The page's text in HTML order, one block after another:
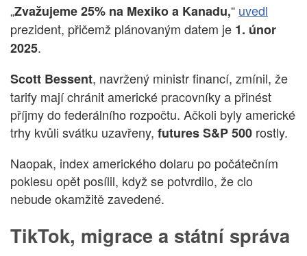
„Zvažujeme 25% na Mexiko a Kanadu,“ uvedl
prezident, přičemž plánovaným datem je 1. únor
2025.
Scott Bessent, navržený ministr financí, zmínil, že
tarify mají chránit americké pracovníky a přinést
příjmy do federálního rozpočtu. Ačkoli byly americké
trhy kvůli svátku uzavřeny, futures S&P 500 rostly.
Naopak, index amerického dolaru po počátečním
poklesu opět posílil, když se potvrdilo, že clo
nebude okamžitě zavedené.
TikTok, migrace a státní správa